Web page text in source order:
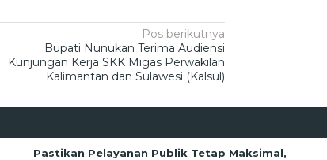
Pos berikutnya
Bupati Nunukan Terima Audiensi
Kunjungan Kerja SKK Migas Perwakilan
Kalimantan dan Sulawesi (Kalsul)
Pastikan Pelayanan Publik Tetap Maksimal,